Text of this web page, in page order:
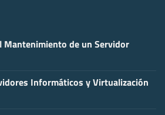
Mantenimiento de un Servidor
Informáticos y Virtualización